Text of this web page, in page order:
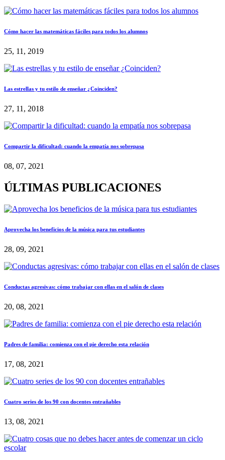
Cómo hacer las matemáticas fáciles para todos los alumnos
25, 11, 2019
Las estrellas y tu estilo de enseñar ¿Coinciden?
27, 11, 2018
Compartir la dificultad: cuando la empatía nos sobrepasa
08, 07, 2021
ÚLTIMAS PUBLICACIONES
Aprovecha los beneficios de la música para tus estudiantes
28, 09, 2021
Conductas agresivas: cómo trabajar con ellas en el salón de clases
20, 08, 2021
Padres de familia: comienza con el pie derecho esta relación
17, 08, 2021
Cuatro series de los 90 con docentes entrañables
13, 08, 2021